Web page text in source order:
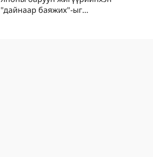
"дайнаар баяжих"-ыг